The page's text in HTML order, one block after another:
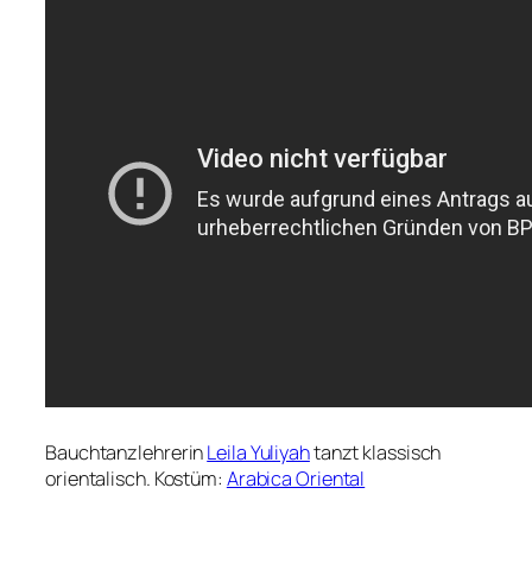
BauchtanzlehrerinLeila Yuliyahtanzt klassisch
orientalisch. Kostüm: Arabica Oriental